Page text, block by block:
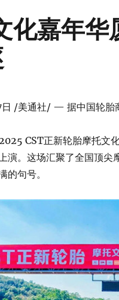
嘉年华
/美通社/ — 据中国轮胎
2025 CST正新轮胎摩托
演。这场汇聚了全国顶尖
的句号。